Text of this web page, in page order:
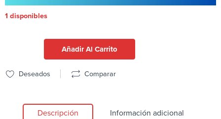
1 disponibles
Añadir Al Carrito
Deseados Comparar
Descripción Información adicional